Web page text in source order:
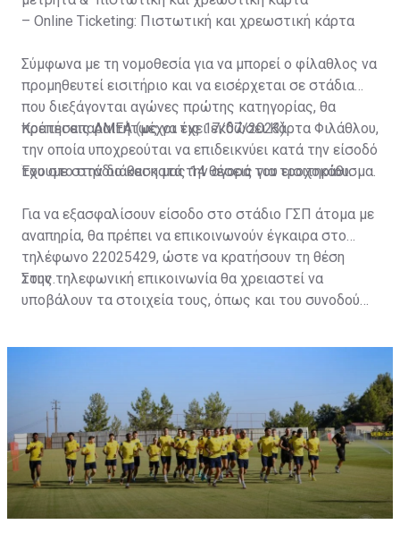
– Online Ticketing: Πιστωτική και χρεωστική κάρτα
Σύμφωνα με τη νομοθεσία για να μπορεί ο φίλαθλος να
προμηθευτεί εισιτήριο και να εισέρχεται σε στάδια
που διεξάγονται αγώνες πρώτης κατηγορίας, θα
πρέπει απαραιτήτως να έχει εκδώσει Κάρτα Φιλάθλου,
την οποία υποχρεούται να επιδεικνύει κατά την είσοδό
του στο στάδιο και κατά την αγορά του εισιτηρίου.
Κρατήσεις ΑΜΕΑ (μέχρι τις 17/07/2023)
Έχουμε στην διάθεση μας 14 θέσεις για τροχοκάθισμα.
Για να εξασφαλίσουν είσοδο στο στάδιο ΓΣΠ άτομα με
αναπηρία, θα πρέπει να επικοινωνούν έγκαιρα στο
τηλέφωνο 22025429, ώστε να κρατήσουν τη θέση
τους.
Στην τηλεφωνική επικοινωνία θα χρειαστεί να
υποβάλουν τα στοιχεία τους, όπως και του συνοδού